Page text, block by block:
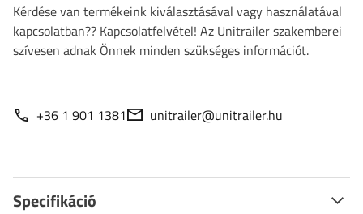
Kérdése van termékeink kiválasztásával vagy használatával
kapcsolatban?? Kapcsolatfelvétel! Az Unitrailer szakemberei
szívesen adnak Önnek minden szükséges információt.
+36 1 901 1381 unitrailer@unitrailer.hu
Specifikáció